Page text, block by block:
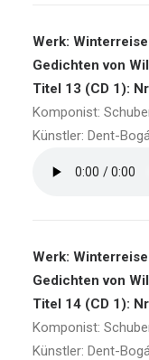
Werk:
Gedichten von
Titel 13 (CD 1):
Komponist:
Künstler: Dent-
Werk:
Gedichten von
Titel 14 (CD 1):
Komponist:
Künstler: Dent-